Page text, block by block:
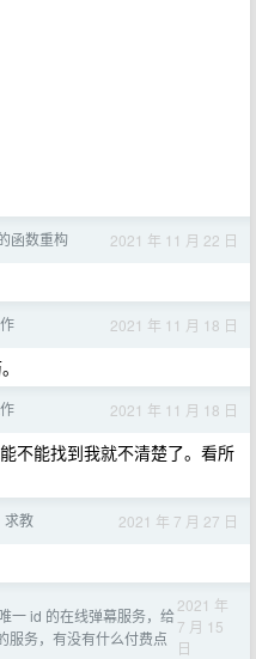
函数重构 2021 年 11 月 22 日
2021 年 11 月 18 日
2021 年 11 月 18 日
不能找到我就不清楚了。看所
求教 2021 年 7 月 27 日
一 id 的在线弹幕服务，给
服务，有没有什么付费点
2021 年
7 月 15
日